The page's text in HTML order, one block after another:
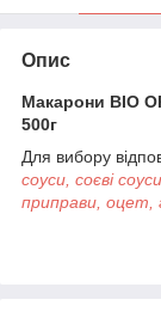
Опис
Макарони BIO
500г
Для вибору
соуси, соєві
приправи, оцет,